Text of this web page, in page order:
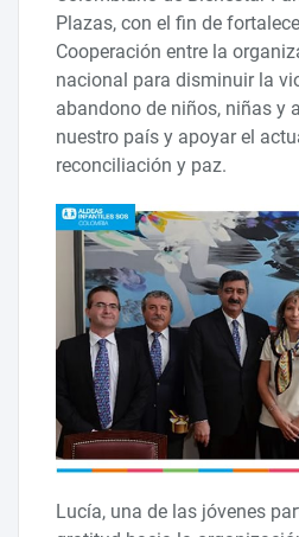
Plazas, con el fin de
Cooperación entre la
nacional para disminuir la
abandono de niños, niñas y
nuestro país y apoyar el
reconciliación y paz.
Lucía, una de las jóvenes